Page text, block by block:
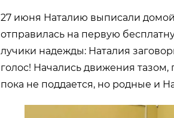
27 июня Наталию выписали
отправилась на первую
лучики надежды: Наталия
голос! Начались движения
пока не поддается, но родные и